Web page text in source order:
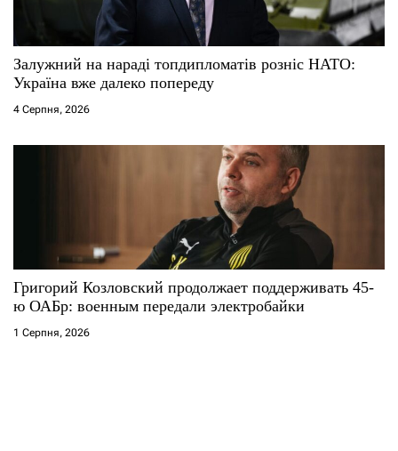
Залужний на нараді топдипломатів розніс НАТО:
Україна вже далеко попереду
4 Серпня, 2026
Григорий Козловский продолжает поддерживать 45-
ю ОАБр: военным передали электробайки
1 Серпня, 2026